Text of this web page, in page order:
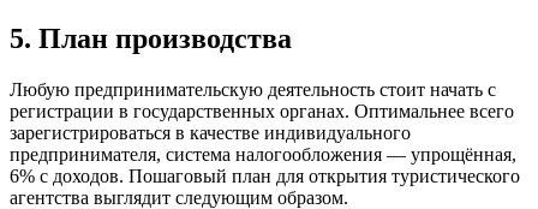
5. План производства
Любую предпринимательскую деятельность стоит начать с
регистрации в государственных органах. Оптимальнее всего
зарегистрироваться в качестве индивидуального
предпринимателя, система налогообложения — упрощённая,
6% с доходов. Пошаговый план для открытия туристического
агентства выглядит следующим образом.